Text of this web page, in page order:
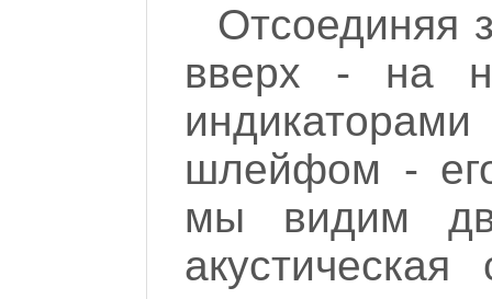
Отсоединяя
вверх - на
шлейфом -
мы видим